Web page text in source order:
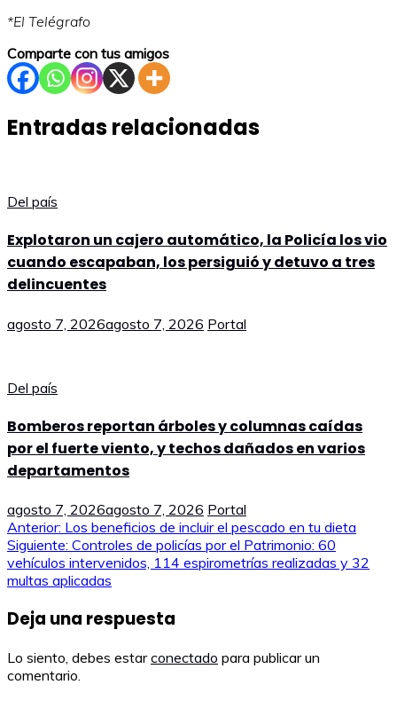
*El Telégrafo
Comparte con tus amigos
Entradas relacionadas
Del país
Explotaron un cajero automático, la Policía los vio
cuando escapaban, los persiguió y detuvo a tres
delincuentes
agosto 7, 2026agosto 7, 2026 Portal
Del país
Bomberos reportan árboles y columnas caídas
por el fuerte viento, y techos dañados en varios
departamentos
agosto 7, 2026agosto 7, 2026 Portal
Navegación
de
entradas
Anterior: Los beneficios de incluir el pescado en tu dieta
Siguiente: Controles de policías por el Patrimonio: 60
vehículos intervenidos, 114 espirometrías realizadas y 32
multas aplicadas
Deja una respuesta
Lo siento, debes estarconectado para publicar un
comentario.